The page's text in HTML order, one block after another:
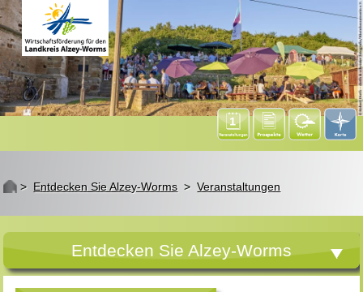
St > Entdecken Sie Alzey-Worms > Veranstaltungen
Entdecken Sie Alzey-Worms